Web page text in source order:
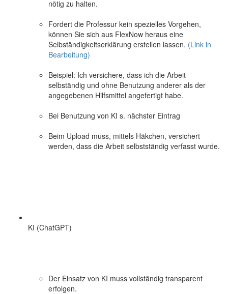
nötig zu halten.
Fordert die Professur kein spezielles Vorgehen,
können Sie sich aus FlexNow heraus eine
Selbständigkeitserklärung erstellen lassen. (Link in
Bearbeitung)
Beispiel: Ich versichere, dass ich die Arbeit
selbständig und ohne Benutzung anderer als der
angegebenen Hilfsmittel angefertigt habe.
Bei Benutzung von KI s. nächster Eintrag
Beim Upload muss, mittels Häkchen, versichert
werden, dass die Arbeit selbstständig verfasst wurde.
KI (ChatGPT)
Der Einsatz von KI muss vollständig transparent
erfolgen.